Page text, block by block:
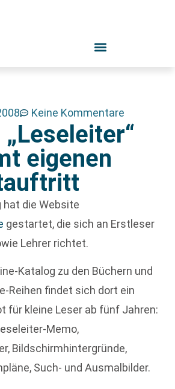
Keine Kommentare
eigenen
hat die Website
gestartet, die sich an Erstleser
Lehrer richtet.
Katalog zu den Büchern und
Reihen findet sich dort ein
für kleine Leser ab fünf Jahren:
Memo,
Bildschirmhintergründe,
Such- und Ausmalbilder.